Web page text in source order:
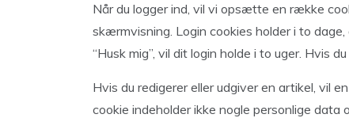
Når du logger ind, vil vi opsætte en række
skærmvisning. Login cookies holder i to
“Husk mig”, vil dit login holde i to uger. Hvis
Hvis du redigerer eller udgiver en artikel, vil
cookie indeholder ikke nogle personlige